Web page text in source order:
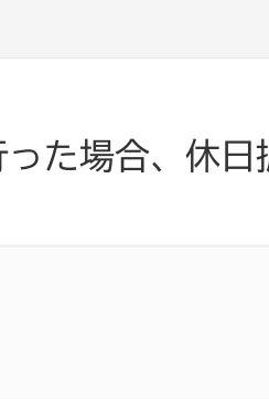
た場合、休